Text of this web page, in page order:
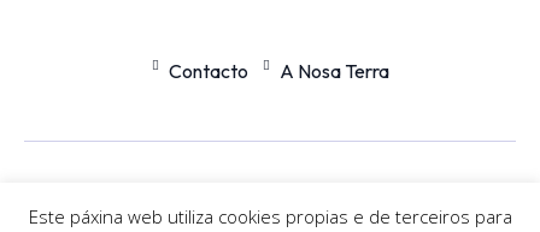
Contacto A Nosa Terra
OfficeNexus
Este páxina web utiliza cookies propias e de terceiros para